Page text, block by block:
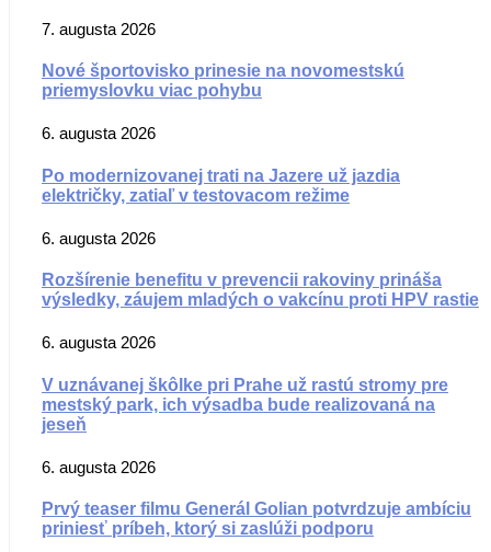
7. augusta 2026
Nové športovisko prinesie na novomestskú
priemyslovku viac pohybu
6. augusta 2026
Po modernizovanej trati na Jazere už jazdia
električky, zatiaľ v testovacom režime
6. augusta 2026
Rozšírenie benefitu v prevencii rakoviny prináša
výsledky, záujem mladých o vakcínu proti HPV rastie
6. augusta 2026
V uznávanej škôlke pri Prahe už rastú stromy pre
mestský park, ich výsadba bude realizovaná na
jeseň
6. augusta 2026
Prvý teaser filmu Generál Golian potvrdzuje ambíciu
priniesť príbeh, ktorý si zaslúži podporu